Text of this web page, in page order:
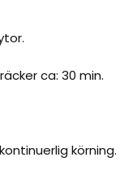
ca: 30 min.
körning.